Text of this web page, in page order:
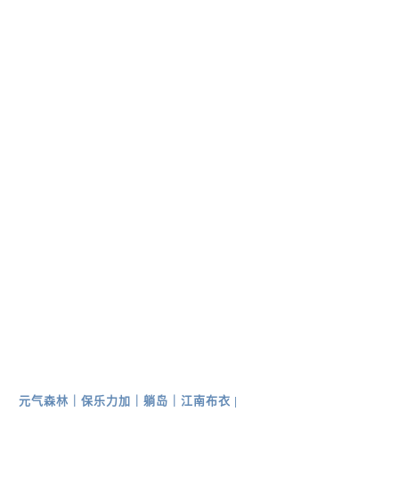
元气森林 保乐力加 躺岛 江南布衣 |